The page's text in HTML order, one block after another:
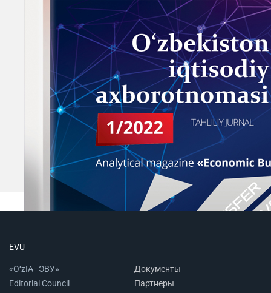
EVU
«O‘zIA–ЭВУ»
Editorial Council
Документы
Партнеры